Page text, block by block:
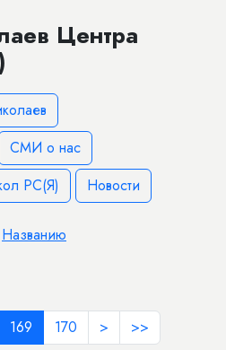
Центра
СМИ о нас
РС(Я)
Новости
Названию
169 170 > >>